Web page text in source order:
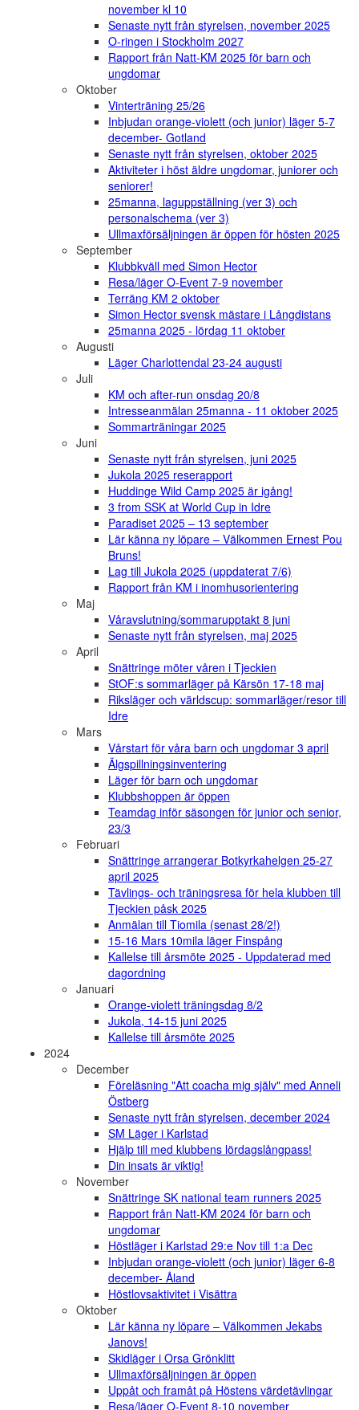
november kl 10
Senaste nytt från styrelsen, november 2025
O-ringen i Stockholm 2027
Rapport från Natt-KM 2025 för barn och
ungdomar
Oktober
Vinterträning 25/26
Inbjudan orange-violett (och junior) läger 5-7
december- Gotland
Senaste nytt från styrelsen, oktober 2025
Aktiviteter i höst äldre ungdomar, juniorer och
seniorer!
25manna, laguppställning (ver 3) och
personalschema (ver 3)
Ullmaxförsäljningen är öppen för hösten 2025
September
Klubbkväll med Simon Hector
Resa/läger O-Event 7-9 november
Terräng KM 2 oktober
Simon Hector svensk mästare i Långdistans
25manna 2025 - lördag 11 oktober
Augusti
Läger Charlottendal 23-24 augusti
Juli
KM och after-run onsdag 20/8
Intresseanmälan 25manna - 11 oktober 2025
Sommarträningar 2025
Juni
Senaste nytt från styrelsen, juni 2025
Jukola 2025 reserapport
Huddinge Wild Camp 2025 är igång!
3 from SSK at World Cup in Idre
Paradiset 2025 – 13 september
Lär känna ny löpare – Välkommen Ernest Pou
Bruns!
Lag till Jukola 2025 (uppdaterat 7/6)
Rapport från KM i inomhusorientering
Maj
Våravslutning/sommarupptakt 8 juni
Senaste nytt från styrelsen, maj 2025
April
Snättringe möter våren i Tjeckien
StOF:s sommarläger på Kärsön 17-18 maj
Riksläger och världscup: sommarläger/resor till
Idre
Mars
Vårstart för våra barn och ungdomar 3 april
Älgspillningsinventering
Läger för barn och ungdomar
Klubbshoppen är öppen
Teamdag inför säsongen för junior och senior,
23/3
Februari
Snättringe arrangerar Botkyrkahelgen 25-27
april 2025
Tävlings- och träningsresa för hela klubben till
Tjeckien påsk 2025
Anmälan till Tiomila (senast 28/2!)
15-16 Mars 10mila läger Finspång
Kallelse till årsmöte 2025 - Uppdaterad med
dagordning
Januari
Orange-violett träningsdag 8/2
Jukola, 14-15 juni 2025
Kallelse till årsmöte 2025
2024
December
Föreläsning "Att coacha mig själv" med Anneli
Östberg
Senaste nytt från styrelsen, december 2024
SM Läger i Karlstad
Hjälp till med klubbens lördagslångpass!
Din insats är viktig!
November
Snättringe SK national team runners 2025
Rapport från Natt-KM 2024 för barn och
ungdomar
Höstläger i Karlstad 29:e Nov till 1:a Dec
Inbjudan orange-violett (och junior) läger 6-8
december- Åland
Höstlovsaktivitet i Visättra
Oktober
Lär känna ny löpare – Välkommen Jekabs
Janovs!
Skidläger i Orsa Grönklitt
Ullmaxförsäljningen är öppen
Uppåt och framåt på Höstens värdetävlingar
Resa/läger O-Event 8-10 november